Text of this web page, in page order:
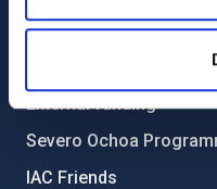
Forever IAC
External funding
Severo Ochoa
IAC Friends